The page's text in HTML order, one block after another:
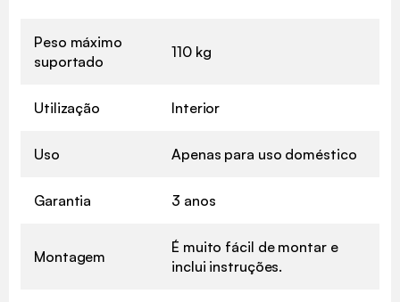
Peso máximo
suportado
110 kg
Utilização Interior
Uso Apenas para uso doméstico
Garantia 3 anos
Montagem
É muito fácil de montar e
inclui instruções.